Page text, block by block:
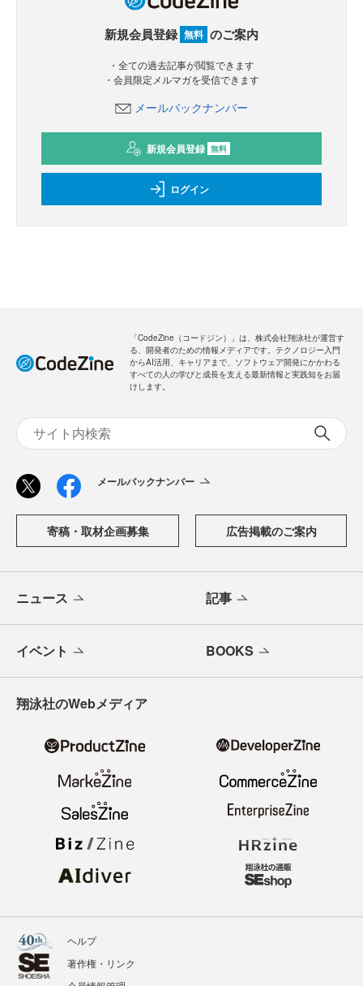
新規会員登録 無料 のご案内
・全ての過去記事が閲覧できます
・会員限定メルマガを受信できます
メールバックナンバー
新規会員登録 無料
ログイン
「CodeZine（コードジン）」は、株式会社翔泳社が運営す
る、開発者のための情報メディアです。テクノロジー入門
からAI活用、キャリアまで、ソフトウェア開発にかかわる
すべての人の学びと成長を支える最新情報と実践知をお届
けします。
メールバックナンバー
寄稿・取材企画募集 広告掲載のご案内
ニュース 記事
イベント BOOKS
翔泳社のWebメディア
ヘルプ
著作権・リンク